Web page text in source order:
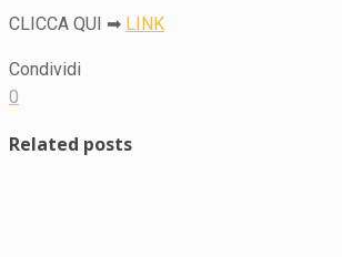
CLICCA QUI ➡ LINK
Condividi
0
Related posts